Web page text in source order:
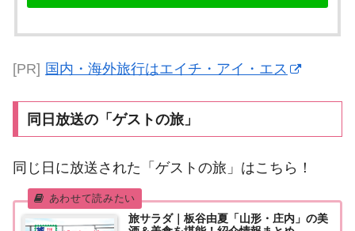
[PR] 国内・海外旅行はエイチ・アイ・エス
同日放送の「ゲストの旅」
同じ日に放送された「ゲストの旅」はこちら！
旅サラダ｜板谷由夏「山形・庄内」の美